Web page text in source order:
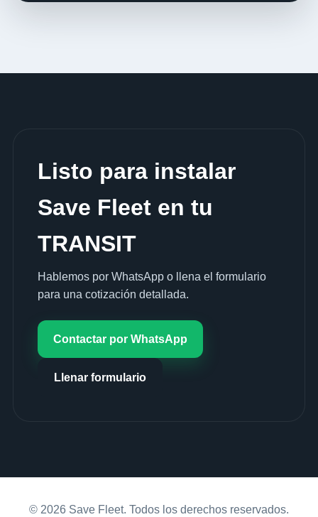
Listo para instalar
Save Fleet en tu
TRANSIT
Hablemos por WhatsApp o llena el formulario
para una cotización detallada.
Contactar por WhatsApp
Llenar formulario
© 2026 Save Fleet. Todos los derechos reservados.